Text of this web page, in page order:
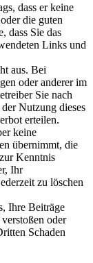
dass er keine
die guten
dass Sie das
Links und
aus. Bei
oder anderer im
Sie nach
Nutzung dieses
erteilen.
keine
übernimmt, die
Kenntnis
Ihr
zu löschen
Ihre Beiträge
oder
Schaden